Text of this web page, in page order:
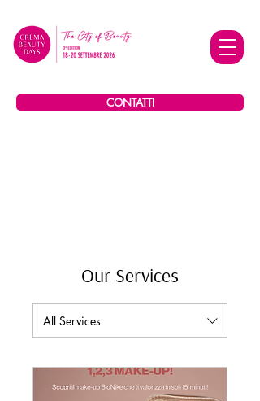
CONTATTI
Our Services
All Services